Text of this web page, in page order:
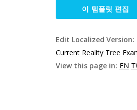
이 템플릿 편집
Edit Localized Version:
Current Reality Tree
View this page in: EN